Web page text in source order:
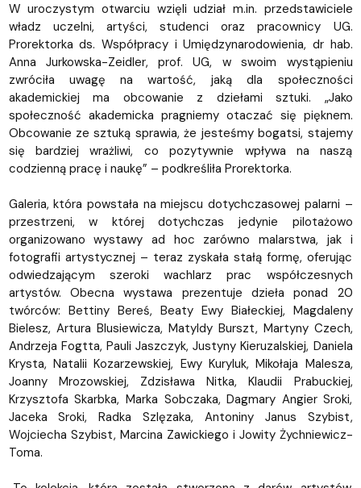
W uroczystym otwarciu wzięli udział m.in. przedstawiciele
władz uczelni, artyści, studenci oraz pracownicy UG.
Prorektorka ds. Współpracy i Umiędzynarodowienia, dr hab.
Anna Jurkowska-Zeidler, prof. UG, w swoim wystąpieniu
zwróciła uwagę na wartość, jaką dla społeczności
akademickiej ma obcowanie z dziełami sztuki. „Jako
społeczność akademicka pragniemy otaczać się pięknem.
Obcowanie ze sztuką sprawia, że jesteśmy bogatsi, stajemy
się bardziej wrażliwi, co pozytywnie wpływa na naszą
codzienną pracę i naukę” – podkreśliła Prorektorka.
Galeria, która powstała na miejscu dotychczasowej palarni –
przestrzeni, w której dotychczas jedynie pilotażowo
organizowano wystawy ad hoc zarówno malarstwa, jak i
fotografii artystycznej – teraz zyskała stałą formę, oferując
odwiedzającym szeroki wachlarz prac współczesnych
artystów. Obecna wystawa prezentuje dzieła ponad 20
twórców: Bettiny Bereś, Beaty Ewy Białeckiej, Magdaleny
Bielesz, Artura Blusiewicza, Matyldy Burszt, Martyny Czech,
Andrzeja Fogtta, Pauli Jaszczyk, Justyny Kieruzalskiej, Daniela
Krysta, Natalii Kozarzewskiej, Ewy Kuryluk, Mikołaja Malesza,
Joanny Mrozowskiej, Zdzisława Nitka, Klaudii Prabuckiej,
Krzysztofa Skarbka, Marka Sobczaka, Dagmary Angier Sroki,
Jaceka Sroki, Radka Szlęzaka, Antoniny Janus Szybist,
Wojciecha Szybist, Marcina Zawickiego i Jowity Żychniewicz-
Toma.